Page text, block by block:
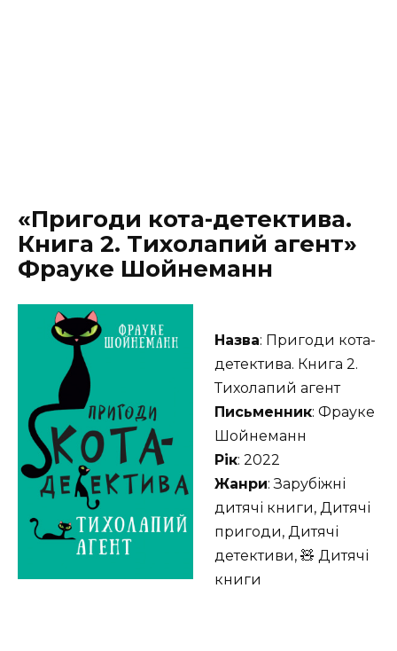
«Пригоди кота-детектива.
Книга 2. Тихолапий агент»
Фрауке Шойнеманн
Назва: Пригоди кота-
детектива. Книга 2.
Тихолапий агент
Письменник: Фрауке
Шойнеманн
Рік: 2022
Жанри: Зарубіжні
дитячі книги, Дитячі
пригоди, Дитячі
детективи, 🧸 Дитячі
книги